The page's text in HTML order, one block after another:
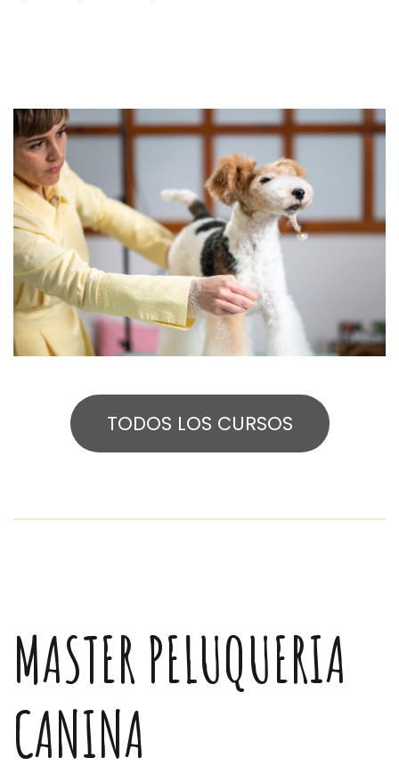
TODOS LOS CURSOS
MASTER PELUQUERIA
CANINA